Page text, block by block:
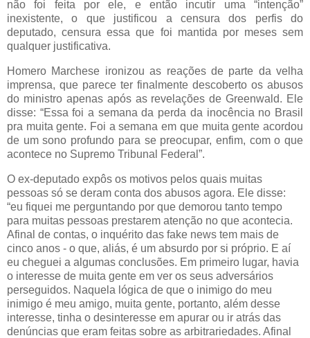
não foi feita por ele, e então incutir uma “intenção”
inexistente, o que justificou a censura dos perfis do
deputado, censura essa que foi mantida por meses sem
qualquer justificativa.
Homero Marchese ironizou as reações de parte da velha
imprensa, que parece ter finalmente descoberto os abusos
do ministro apenas após as revelações de Greenwald. Ele
disse: “Essa foi a semana da perda da inocência no Brasil
pra muita gente. Foi a semana em que muita gente acordou
de um sono profundo para se preocupar, enfim, com o que
acontece no Supremo Tribunal Federal”.
O ex-deputado expôs os motivos pelos quais muitas
pessoas só se deram conta dos abusos agora. Ele disse:
“eu fiquei me perguntando por que demorou tanto tempo
para muitas pessoas prestarem atenção no que acontecia.
Afinal de contas, o inquérito das fake news tem mais de
cinco anos - o que, aliás, é um absurdo por si próprio. E aí
eu cheguei a algumas conclusões. Em primeiro lugar, havia
o interesse de muita gente em ver os seus adversários
perseguidos. Naquela lógica de que o inimigo do meu
inimigo é meu amigo, muita gente, portanto, além desse
interesse, tinha o desinteresse em apurar ou ir atrás das
denúncias que eram feitas sobre as arbitrariedades. Afinal